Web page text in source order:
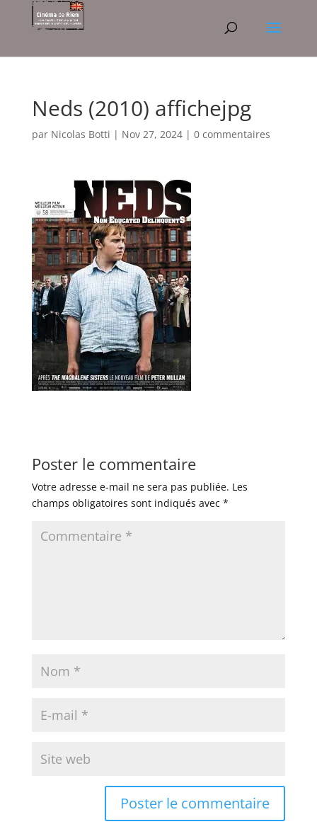
Neds (2010) affichejpg
par Nicolas Botti | Nov 27, 2024| 0 commentaires
Poster le commentaire
Votre adresse e-mail ne sera pas publiée. Les
champs obligatoires sont indiqués avec *